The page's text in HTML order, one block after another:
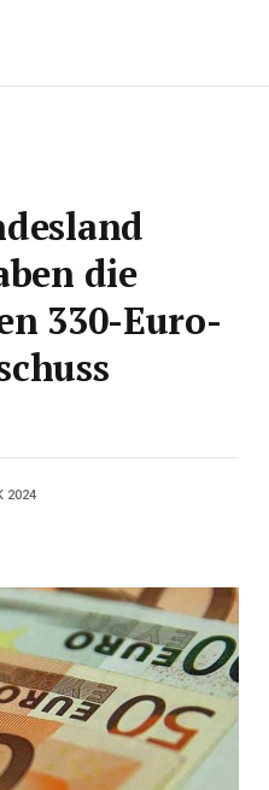
die
330-Euro-
2024